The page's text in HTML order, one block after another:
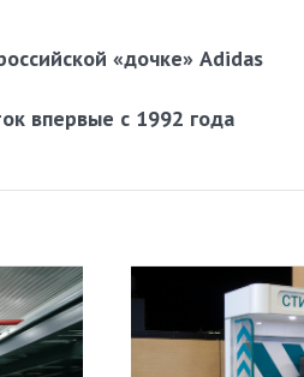
«дочке» Adidas
впервые с 1992 года